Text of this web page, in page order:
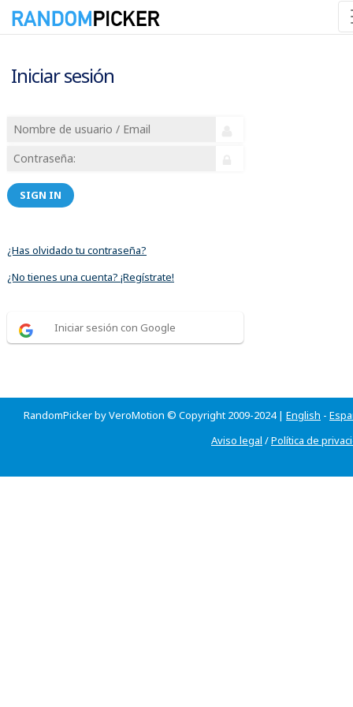
Iniciar sesión
SIGN IN
¿Has olvidado tu contraseña?
¿No tienes una cuenta? ¡Regístrate!
Iniciar sesión con Google
RandomPicker by VeroMotion © Copyright 2009-2024 | English -
Aviso legal /Política de